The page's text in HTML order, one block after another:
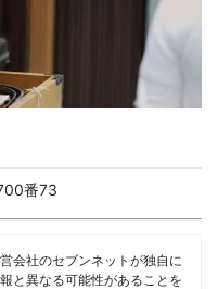
番73
会社のセブンネットが独自に
と異なる可能性があることを